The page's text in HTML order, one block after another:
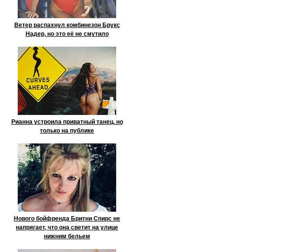
Ветер распахнул комбинезон Брукс
Надер, но это её не смутило
Рианна устроила приватный танец, но
только на публике
Нового бойфренда Бритни Спирс не
напрягает, что она светит на улице
нижним бельем